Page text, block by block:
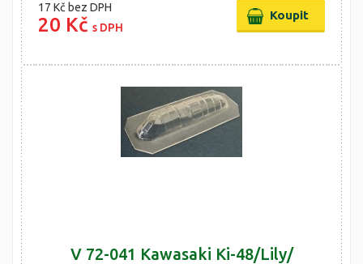
17 Kč bez DPH
20 Kč s DPH
V 72-041 Kawasaki Ki-48/Lily/